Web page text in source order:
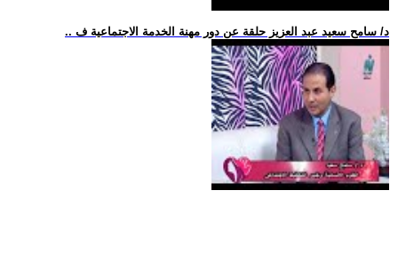
.. د/ سامح سعيد عبد العزيز حلقة عن دور مهنة الخدمة الاجتماعية ف